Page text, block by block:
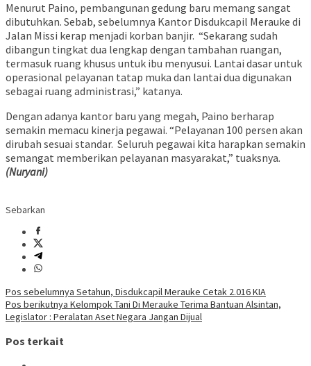
Menurut Paino, pembangunan gedung baru memang sangat
dibutuhkan. Sebab, sebelumnya Kantor Disdukcapil Merauke di
Jalan Missi kerap menjadi korban banjir. “Sekarang sudah
dibangun tingkat dua lengkap dengan tambahan ruangan,
termasuk ruang khusus untuk ibu menyusui. Lantai dasar untuk
operasional pelayanan tatap muka dan lantai dua digunakan
sebagai ruang administrasi,” katanya.
Dengan adanya kantor baru yang megah, Paino berharap
semakin memacu kinerja pegawai. “Pelayanan 100 persen akan
dirubah sesuai standar. Seluruh pegawai kita harapkan semakin
semangat memberikan pelayanan masyarakat,” tuaksnya.
(Nuryani)
Sebarkan
Navigasi
pos
Pos sebelumnya Setahun, Disdukcapil Merauke Cetak 2.016 KIA
Pos berikutnya Kelompok Tani Di Merauke Terima Bantuan Alsintan,
Legislator : Peralatan Aset Negara Jangan Dijual
Pos terkait